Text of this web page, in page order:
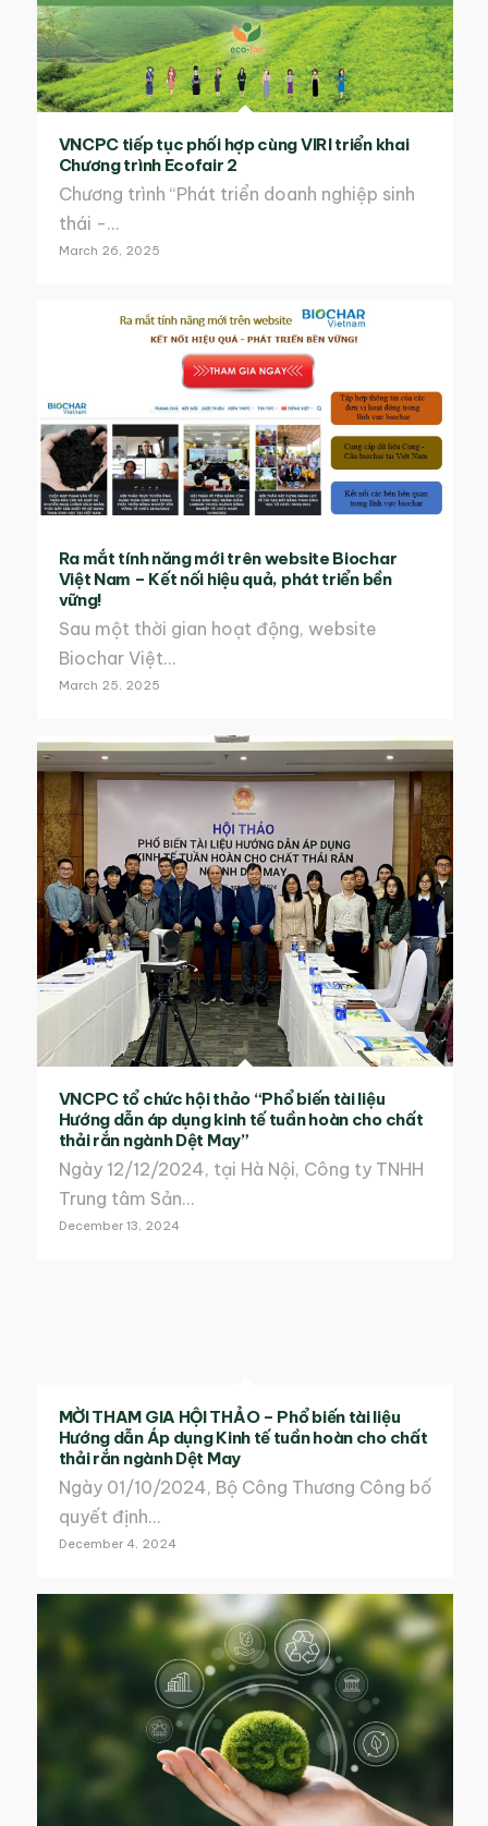
VNCPC tiếp tục phối hợp cùng VIRI triển khai
Chương trình Ecofair 2
Chương trình “Phát triển doanh nghiệp sinh
thái -…
March 26, 2025
Ra mắt tính năng mới trên website Biochar
Việt Nam – Kết nối hiệu quả, phát triển bền
vững!
Sau một thời gian hoạt động, website
Biochar Việt…
March 25, 2025
VNCPC tổ chức hội thảo “Phổ biến tài liệu
Hướng dẫn áp dụng kinh tế tuần hoàn cho chất
thải rắn ngành Dệt May”
Ngày 12/12/2024, tại Hà Nội, Công ty TNHH
Trung tâm Sản…
December 13, 2024
MỜI THAM GIA HỘI THẢO – Phổ biến tài liệu
Hướng dẫn Áp dụng Kinh tế tuần hoàn cho chất
thải rắn ngành Dệt May
Ngày 01/10/2024, Bộ Công Thương Công bố
quyết định…
December 4, 2024